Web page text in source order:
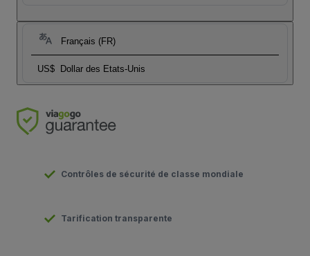
Français (FR)
US$ Dollar des Etats-Unis
Contrôles de sécurité de classe mondiale
Tarification transparente